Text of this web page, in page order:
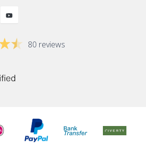
80 reviews